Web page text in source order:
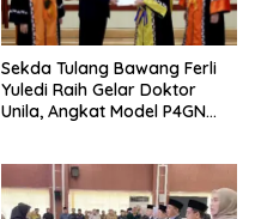
Sekda Tulang Bawang Ferli
Yuledi Raih Gelar Doktor
Unila, Angkat Model P4GN